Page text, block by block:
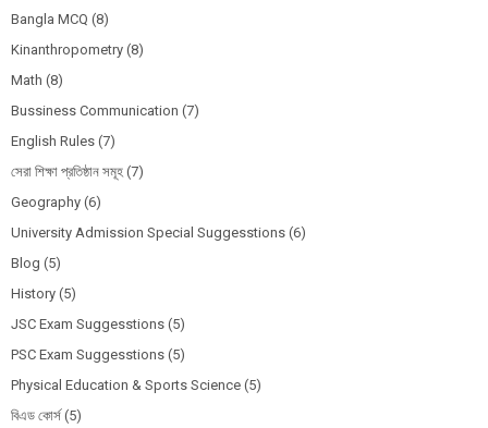
Bangla MCQ (8)
Kinanthropometry (8)
Math (8)
Bussiness Communication (7)
English Rules (7)
সেরা শিক্ষা প্রতিষ্ঠান সমূহ (7)
Geography (6)
University Admission Special Suggesstions (6)
Blog (5)
History (5)
JSC Exam Suggesstions (5)
PSC Exam Suggesstions (5)
Physical Education & Sports Science (5)
বিএড কোর্স (5)